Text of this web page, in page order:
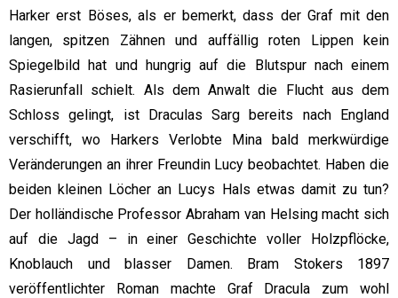
Harker erst Böses, als er bemerkt, dass der Graf mit den
langen, spitzen Zähnen und auffällig roten Lippen kein
Spiegelbild hat und hungrig auf die Blutspur nach einem
Rasierunfall schielt. Als dem Anwalt die Flucht aus dem
Schloss gelingt, ist Draculas Sarg bereits nach England
verschifft, wo Harkers Verlobte Mina bald merkwürdige
Veränderungen an ihrer Freundin Lucy beobachtet. Haben die
beiden kleinen Löcher an Lucys Hals etwas damit zu tun?
Der holländische Professor Abraham van Helsing macht sich
auf die Jagd – in einer Geschichte voller Holzpflöcke,
Knoblauch und blasser Damen. Bram Stokers 1897
veröffentlichter Roman machte Graf Dracula zum wohl